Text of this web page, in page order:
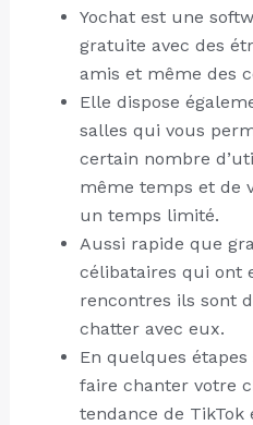
Yochat est une
gratuite avec des
amis et même des
Elle dispose
salles qui vous
certain nombre
même temps et de
un temps limité.
Aussi rapide que
célibataires qui ont
rencontres ils sont
chatter avec eux.
En quelques
faire chanter votre
tendance de TikTok